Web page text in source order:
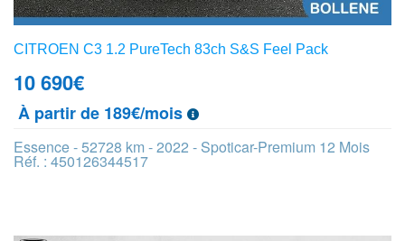
CITROEN C3 1.2 PureTech 83ch S&S Feel Pack
10 690€
À partir de 189€/mois
Essence - 52728 km - 2022 - Spoticar-Premium 12 Mois
Réf. : 450126344517